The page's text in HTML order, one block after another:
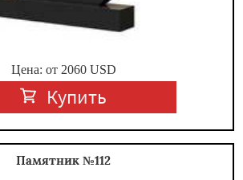
Цена: от 2060USD
Купить
Памятник №112